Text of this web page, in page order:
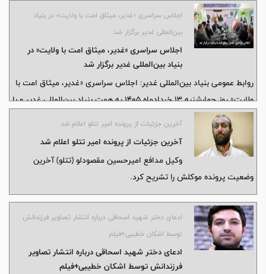
ماندگار این فیلم کلاسیک و شباهت مضامین آن با دنیای امروز سخن
بگویند؛ اثری که به باور سازندگانش همچنان روایتگر تنهایی، انزوا و بحران
ارتباط در عصر مدرن است.
اجلاس سراسری «غدیر، میثاق امت با ولایت» در بنیاد
بین‌المللی غدیر برگزار شد
اجلاس سراسری «غدیر، میثاق امت با ولایت» در
بنیاد بین‌المللی غدیر برگزار شد
روابط عمومی بنیاد بین‌المللی غدیر: اجلاس سراسری «غدیر، میثاق امت با
ولایت» روز چهارشنبه ۱۳ خردادماه ۱۴۰۵ به همت بنیاد بین‌المللی غدیر و با
مشارکت وزارت علوم، تحقیقات و فناوری، وزارت امور خارجه، وزارت فرهنگ
و ارشاد اسلامی و سازمان فرهنگ و ارتباطات اسلامی برگزار شد.
آخرین جزئیات از پرونده امیر تتلو اعلام شد
آخرین جزئیات از پرونده امیر تتلو اعلام شد
وکیل مدافع امیرحسین مقصودلو (تتلو) آخرین
وضعیت پرونده موکلش را تشریح کرد.
ادعای دختر شهید اسحاقی درباره انتشار تصاویر فرزندانش
توسط اشکان خطیبی+فیلم
ادعای دختر شهید اسحاقی درباره انتشار تصاویر
فرزندانش توسط اشکان خطیبی+فیلم